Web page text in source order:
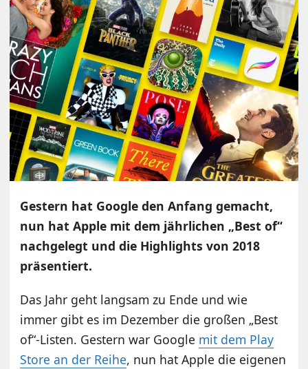
Gestern hat Google den Anfang gemacht,
nun hat Apple mit dem jährlichen „Best of“
nachgelegt und die Highlights von 2018
präsentiert.
Das Jahr geht langsam zu Ende und wie
immer gibt es im Dezember die großen „Best
of“-Listen. Gestern war Google mit dem Play
Store an der Reihe, nun hat Apple die eigenen